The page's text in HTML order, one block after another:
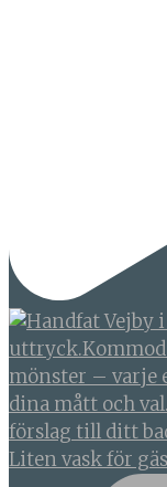
Liten vask för